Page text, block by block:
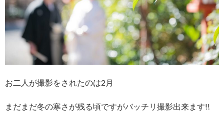
お二人が撮影をされたのは2月
まだまだ冬の寒さが残る頃ですがバッチリ撮影出来ます!!